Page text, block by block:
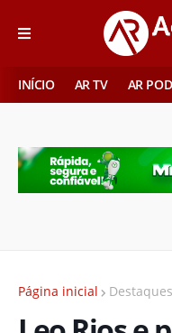
INÍCIO AR TV AR
Página inicial Destaques